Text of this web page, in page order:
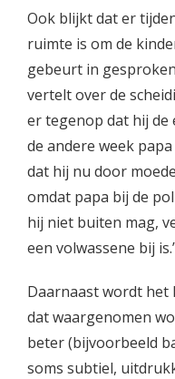
Ook blijkt dat er
ruimte is om de
gebeurt in
vertelt over de
er tegenop dat hij de
de andere week papa
dat hij nu door
omdat papa bij de
hij niet buiten mag,
een volwassene bij is.’
Daarnaast wordt het
dat waargenomen
beter (bijvoorbeeld
soms subtiel,